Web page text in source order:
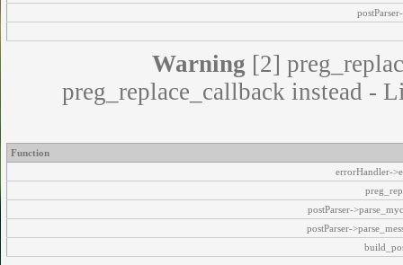
Warning [2]
preg_replace_callback instead -
Function
errorHandler-
postParser-
postParser-